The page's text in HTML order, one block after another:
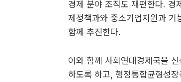
경제 분야 조직도 재편한다. 경
제정책과와 중소기업지원과
함께 추진한다.
이와 함께 사회연대경제국을
하도록 하고, 행정통합균형성